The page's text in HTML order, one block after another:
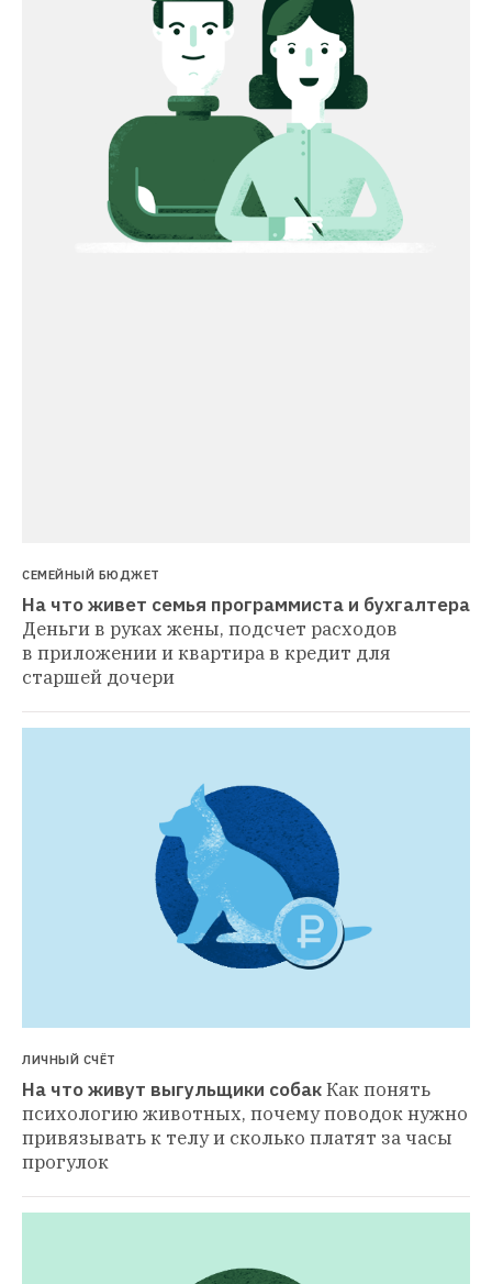
СЕМЕЙНЫЙ БЮДЖЕТ
На что живет семья программиста и бухгалтера
Деньги в руках жены, подсчет расходов
в приложении и квартира в кредит для
старшей дочери
ЛИЧНЫЙ СЧЁТ
На что живут выгульщики собакКак понять
психологию животных, почему поводок нужно
привязывать к телу и сколько платят за часы
прогулок